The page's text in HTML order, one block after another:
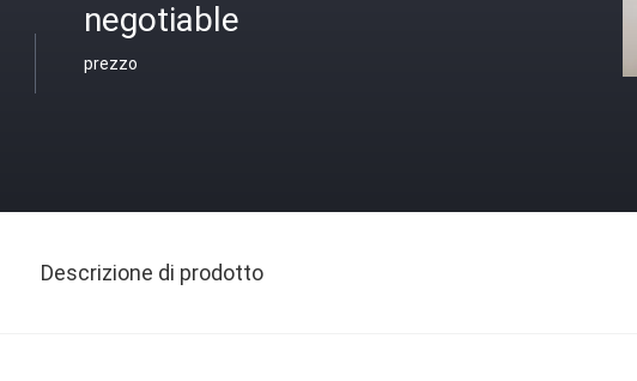
negotiable
prezzo
Descrizione di prodotto